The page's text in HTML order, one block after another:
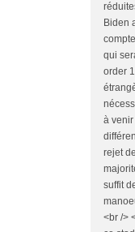
Biden
qui
order
à
rejet
suffit
<br />